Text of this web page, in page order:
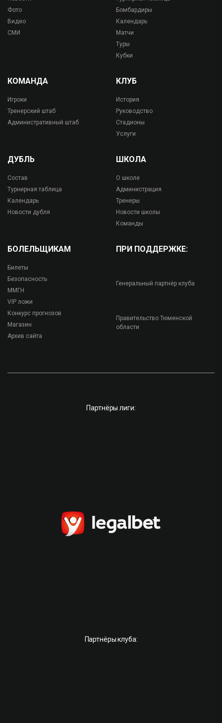
Фото
Видео
СМИ
Бомбардиры
Календарь
Матчи
Туры
Кубки
КОМАНДА
Игроки
Тренерский штаб
Административный штаб
КЛУБ
История
Руководство
Стадионы
Услуги
ДУБЛЬ
Состав
Турнирная таблица
Календарь
Новости дубля
ШКОЛА
О школе
Администрация
Тренеры
Новости школы
Команды
БОЛЕЛЬЩИКАМ
Билеты
Безопасность
ММГН
VIP ложи
Конкурс прогнозов
Магазин
Архив сайта
ПРИ ПОДДЕРЖКЕ:
Генеральный партнёр клуба
Правительство Тюменской
области
Партнёры лиги:
Партнёры клуба: